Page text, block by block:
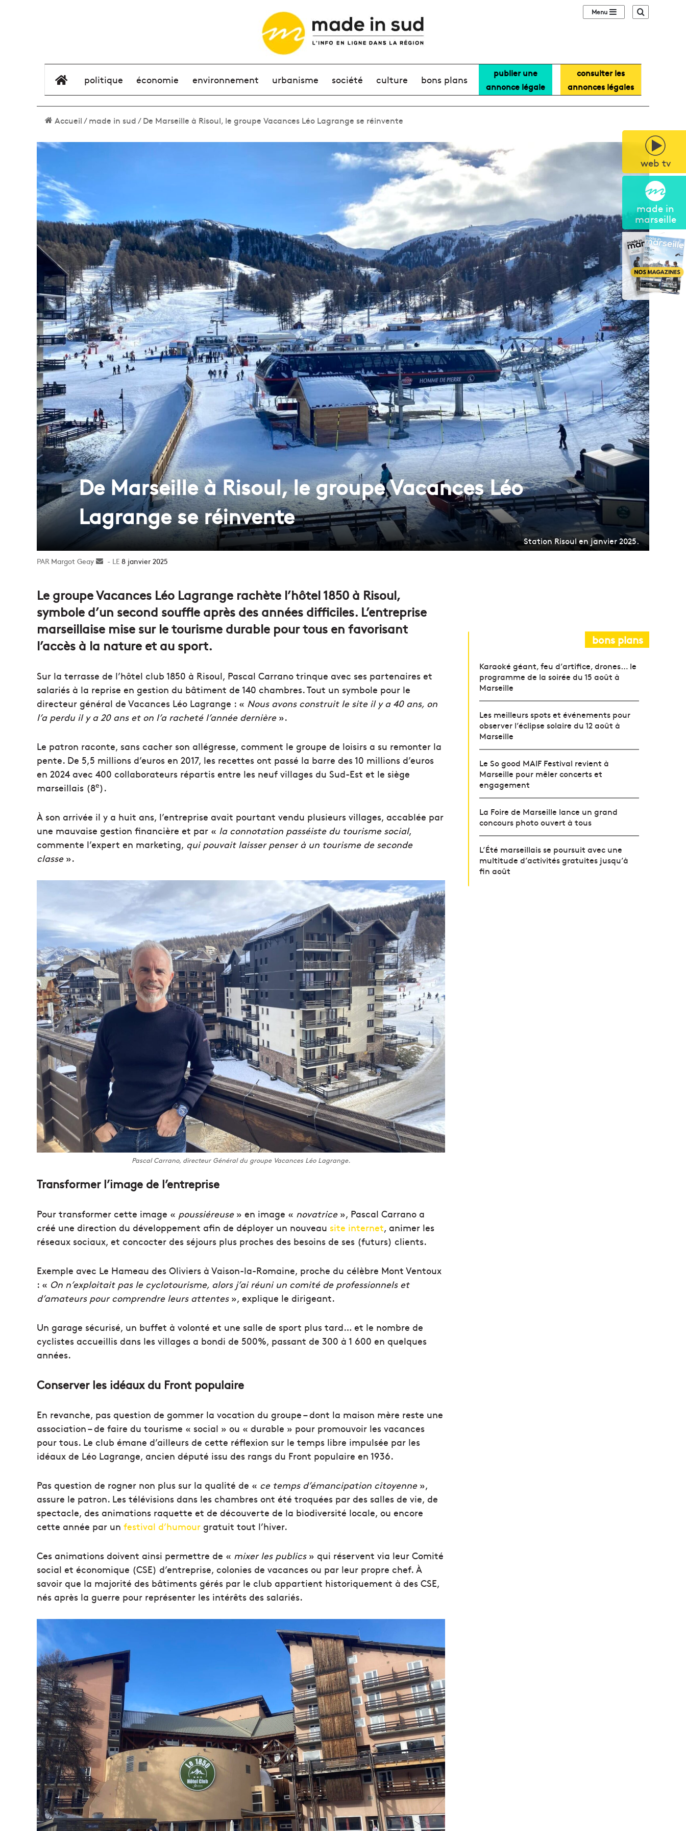
web tv
made in
marseille
Sidebar (barre
élément de menu
politique économie environnement urbanisme société culture bons plans
publier une
annonce légale
consulter les
annonces légales
Accueil/made in sud/De Marseille à Risoul, le groupe Vacances Léo Lagrange se réinvente
De Marseille à Risoul, le groupe Vacances Léo
Lagrange se réinvente
Station Risoul en janvier 2025.
Margot Geay
Envoyer8 janvier 2025
Le groupe Vacances Léo Lagrange rachète l’hôtel 1850 à Risoul,
symbole d’un second souffle après des années difficiles. L’entreprise
marseillaise mise sur le tourisme durable pour tous en favorisant
l’accès à la nature et au sport.
Sur la terrasse de l’hôtel club 1850 à Risoul, Pascal Carrano trinque avec ses partenaires et
salariés à la reprise en gestion du bâtiment de 140 chambres. Tout un symbole pour le
directeur général de Vacances Léo Lagrange : « Nous avons construit le site il y a 40 ans, on
l’a perdu il y a 20 ans et on l’a racheté l’année dernière ».
Le patron raconte, sans cacher son allégresse, comment le groupe de loisirs a su remonter la
pente. De 5,5 millions d’euros en 2017, les recettes ont passé la barre des 10 millions d’euros
en 2024 avec 400 collaborateurs répartis entre les neuf villages du Sud-Est et le siège
marseillais (8e).
À son arrivée il y a huit ans, l’entreprise avait pourtant vendu plusieurs villages, accablée par
une mauvaise gestion financière et par « la connotation passéiste du tourisme social,
commente l’expert en marketing, qui pouvait laisser penser à un tourisme de seconde
classe».
Pascal Carrano, directeur Général du groupe Vacances Léo Lagrange.
Transformer l’image de l’entreprise
Pour transformer cette image « poussiéreuse » en image « novatrice », Pascal Carrano a
créé une direction du développement afin de déployer un nouveau site internet, animer les
réseaux sociaux, et concocter des séjours plus proches des besoins de ses (futurs) clients.
Exemple avec Le Hameau des Oliviers à Vaison-la-Romaine, proche du célèbre Mont Ventoux
: « On n’exploitait pas le cyclotourisme, alors j’ai réuni un comité de professionnels et
d’amateurs pour comprendre leurs attentes », explique le dirigeant.
Un garage sécurisé, un buffet à volonté et une salle de sport plus tard… et le nombre de
cyclistes accueillis dans les villages a bondi de 500%, passant de 300 à 1 600 en quelques
années.
Conserver les idéaux du Front populaire
En revanche, pas question de gommer la vocation du groupe – dont la maison mère reste une
association – de faire du tourisme « social » ou « durable » pour promouvoir les vacances
pour tous. Le club émane d’ailleurs de cette réflexion sur le temps libre impulsée par les
idéaux de Léo Lagrange, ancien député issu des rangs du Front populaire en 1936.
Pas question de rogner non plus sur la qualité de « ce temps d’émancipation citoyenne »,
assure le patron. Les télévisions dans les chambres ont été troquées par des salles de vie, de
spectacle, des animations raquette et de découverte de la biodiversité locale, ou encore
cette année par un festival d’humour gratuit tout l’hiver.
Ces animations doivent ainsi permettre de « mixer les publics» qui réservent via leur Comité
social et économique (CSE) d’entreprise, colonies de vacances ou par leur propre chef. À
savoir que la majorité des bâtiments gérés par le club appartient historiquement à des CSE,
nés après la guerre pour représenter les intérêts des salariés.
bons plans
Karaoké géant, feu d’artifice, drones… le
programme de la soirée du 15 août à
Marseille
Les meilleurs spots et événements pour
observer l’éclipse solaire du 12 août à
Marseille
Le So good MAIF Festival revient à
Marseille pour mêler concerts et
engagement
La Foire de Marseille lance un grand
concours photo ouvert à tous
L’Été marseillais se poursuit avec une
multitude d’activités gratuites jusqu’à
fin août